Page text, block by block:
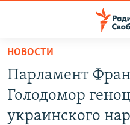
упрощенного
доступа
Вернуться
основному
ПОДКАСТЫ
АВТОРСКИЕ ПРОЕКТЫ
НОВОСТИ
Парламент
Голодомор
украинского